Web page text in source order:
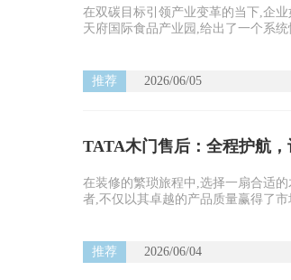
在双碳目标引领产业变革的当下,企
天府国际食品产业园,给出了一个系
推荐 2026/06/05
TATA木门售后：全程护航
在装修的繁琐旅程中,选择一扇合适
者,不仅以其卓越的产品质量赢得了
推荐 2026/06/04